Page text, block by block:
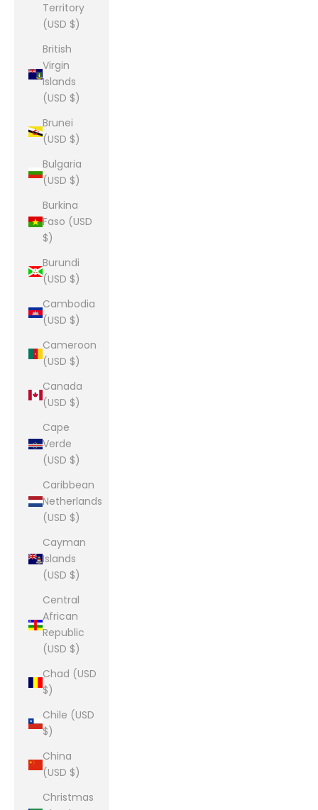
Territory
(USD $)
British
Virgin
Islands
(USD $)
Brunei
(USD $)
Bulgaria
(USD $)
Burkina
Faso (USD
$)
Burundi
(USD $)
Cambodia
(USD $)
Cameroon
(USD $)
Canada
(USD $)
Cape
Verde
(USD $)
Caribbean
Netherlands
(USD $)
Cayman
Islands
(USD $)
Central
African
Republic
(USD $)
Chad (USD
$)
Chile (USD
$)
China
(USD $)
Christmas